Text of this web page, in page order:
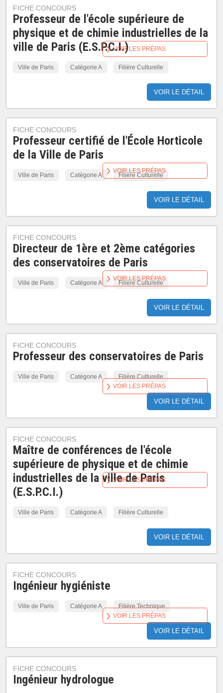
FICHE CONCOURS
Professeur de l'école supérieure de
physique et de chimie industrielles de la
ville de Paris (E.S.P.C.I.)
Ville de Paris Catégorie A Filière Culturelle
VOIR LE DÉTAIL
VOIR LES PRÉPAS
FICHE CONCOURS
Professeur certifié de l'École Horticole
de la Ville de Paris
Ville de Paris Catégorie A Filière Culturelle
VOIR LE DÉTAIL
VOIR LES PRÉPAS
FICHE CONCOURS
Directeur de 1ère et 2ème catégories
des conservatoires de Paris
Ville de Paris Catégorie A Filière Culturelle
VOIR LE DÉTAIL
VOIR LES PRÉPAS
FICHE CONCOURS
Professeur des conservatoires de Paris
Ville de Paris Catégorie A Filière Culturelle
VOIR LE DÉTAIL
VOIR LES PRÉPAS
FICHE CONCOURS
Maître de conférences de l'école
supérieure de physique et de chimie
industrielles de la ville de Paris
(E.S.P.C.I.)
Ville de Paris Catégorie A Filière Culturelle
VOIR LE DÉTAIL
VOIR LES PRÉPAS
FICHE CONCOURS
Ingénieur hygiéniste
Ville de Paris Catégorie A Filière Technique
VOIR LE DÉTAIL
VOIR LES PRÉPAS
FICHE CONCOURS
Ingénieur hydrologue